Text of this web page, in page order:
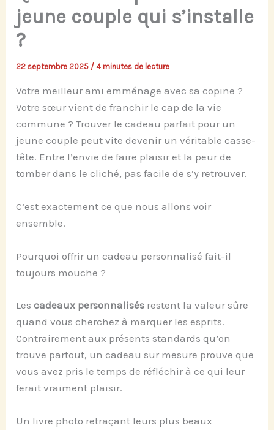
jeune couple qui s’installe
?
22 septembre 2025 / 4 minutes de lecture
Votre meilleur ami emménage avec sa copine ?
Votre sœur vient de franchir le cap de la vie
commune ? Trouver le cadeau parfait pour un
jeune couple peut vite devenir un véritable casse-
tête. Entre l’envie de faire plaisir et la peur de
tomber dans le cliché, pas facile de s’y retrouver.
C’est exactement ce que nous allons voir
ensemble.
Pourquoi offrir un cadeau personnalisé fait-il
toujours mouche ?
Lescadeaux personnalisés restent la valeur sûre
quand vous cherchez à marquer les esprits.
Contrairement aux présents standards qu’on
trouve partout, un cadeau sur mesure prouve que
vous avez pris le temps de réfléchir à ce qui leur
ferait vraiment plaisir.
Un livre photo retraçant leurs plus beaux